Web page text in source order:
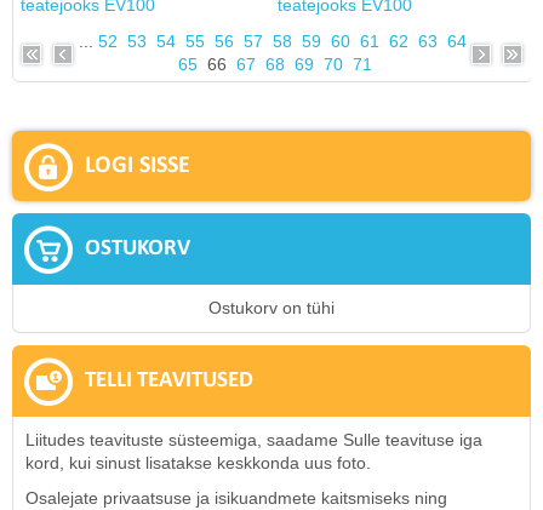
52 53 54 55 56 57 58 59 60 61 62 63 64
65 66 67 68 69 70 71
LOGI SISSE
OSTUKORV
Ostukorv on tühi
TELLI TEAVITUSED
Liitudes teavituste süsteemiga, saadame Sulle teavituse iga
kord, kui sinust lisatakse keskkonda uus foto.
Osalejate privaatsuse ja isikuandmete kaitsmiseks ning